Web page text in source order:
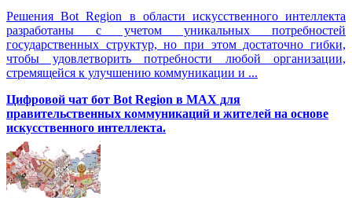
Решения Вot Region в области искусственного интеллекта
разработаны с учетом уникальных потребностей
государственных структур, но при этом достаточно гибки,
чтобы удовлетворить потребности любой организации,
стремящейся к улучшению коммуникации и ...
Цифровой чат бот Вot Region в MAX для
правительственных коммуникаций и жителей на основе
искусственного интеллекта.